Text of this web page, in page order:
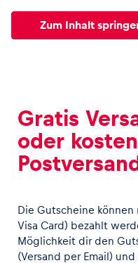
Zum Inhalt
News
Gratis
oder
Die Gutscheine
Visa Card) bezahlt
Möglichkeit dir den
(Versand per Email)